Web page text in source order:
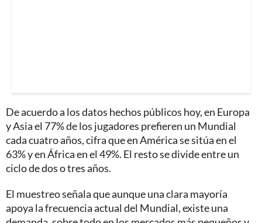
De acuerdo a los datos hechos públicos hoy, en Europa
y Asia el 77% de los jugadores prefieren un Mundial
cada cuatro años, cifra que en América se sitúa en el
63% y en África en el 49%. El resto se divide entre un
ciclo de dos o tres años.
El muestreo señala que aunque una clara mayoría
apoya la frecuencia actual del Mundial, existe una